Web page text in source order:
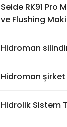
Seide RK91 Pro
ve Flushing
Hidroman
Hidroman şirket
Hidrolik Sistem